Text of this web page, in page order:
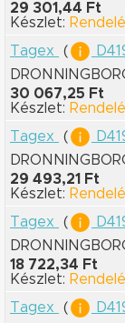
29 301,44 Ft
Készlet:
Tagex
(
30 067,25 Ft
Készlet:
Tagex
(
29 493,21 Ft
Készlet:
Tagex
(
18 722,34 Ft
Készlet:
Tagex
(